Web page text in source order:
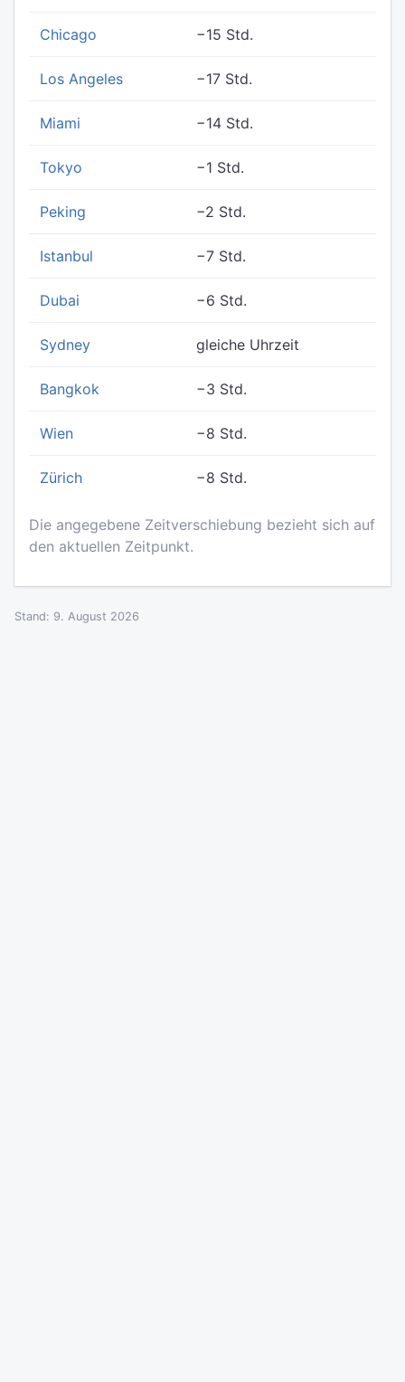
Chicago −15 Std.
Los Angeles −17 Std.
Miami −14 Std.
Tokyo −1 Std.
Peking −2 Std.
Istanbul −7 Std.
Dubai −6 Std.
Sydney gleiche Uhrzeit
Bangkok −3 Std.
Wien −8 Std.
Zürich −8 Std.
Die angegebene Zeitverschiebung bezieht sich auf
den aktuellen Zeitpunkt.
Stand: 9. August 2026